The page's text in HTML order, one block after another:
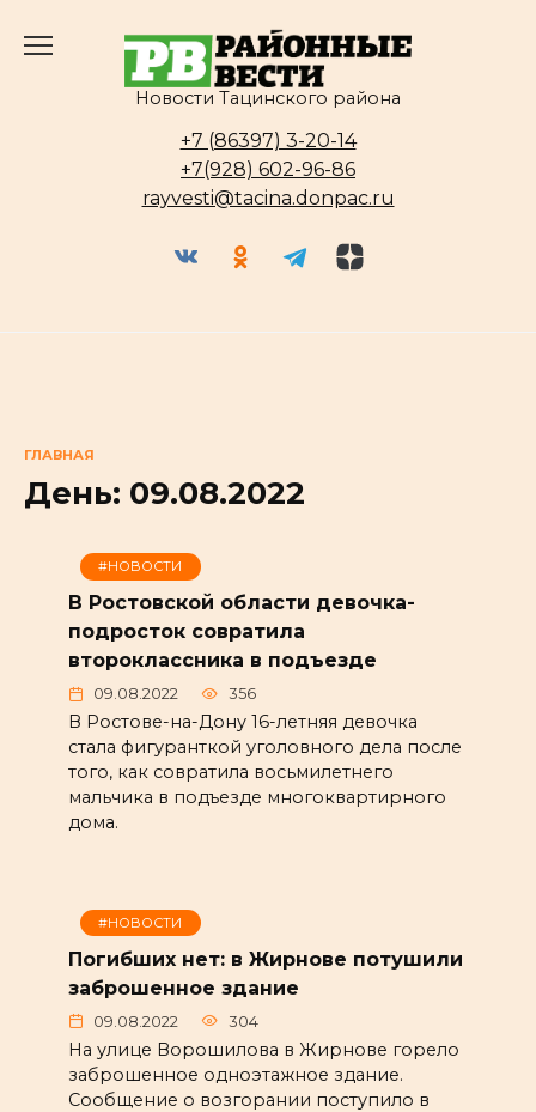
Новости Тацинского района
+7 (86397) 3-20-14
+7(928) 602-96-86
rayvesti@tacina.donpac.ru
ГЛАВНАЯ
День: 09.08.2022
#НОВОСТИ
В Ростовской области девочка-
подросток совратила
второклассника в подъезде
09.08.2022 356
В Ростове-на-Дону 16-летняя девочка
стала фигуранткой уголовного дела после
того, как совратила восьмилетнего
мальчика в подъезде многоквартирного
дома.
#НОВОСТИ
Погибших нет: в Жирнове потушили
заброшенное здание
09.08.2022 304
На улице Ворошилова в Жирнове горело
заброшенное одноэтажное здание.
Сообщение о возгорании поступило в